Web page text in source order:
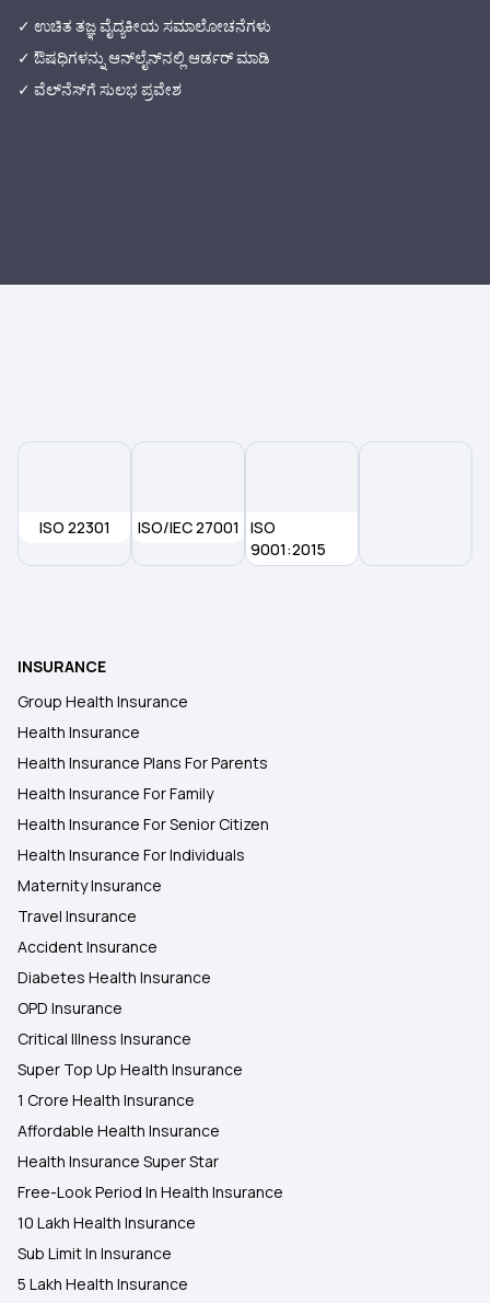
✓ ಉಚಿತ ತಜ್ಞ ವೈದ್ಯಕೀಯ ಸಮಾಲೋಚನೆಗಳು
✓ ಔಷಧಿಗಳನ್ನು ಆನ್‌ಲೈನ್‌ನಲ್ಲಿ ಆರ್ಡರ್ ಮಾಡಿ
✓ ವೆಲ್‌ನೆಸ್‌ಗೆ ಸುಲಭ ಪ್ರವೇಶ
ISO 22301 ISO/IEC 27001
ISO
9001:2015
INSURANCE
Group Health Insurance
Health Insurance
Health Insurance Plans For Parents
Health Insurance For Family
Health Insurance For Senior Citizen
Health Insurance For Individuals
Maternity Insurance
Travel Insurance
Accident Insurance
Diabetes Health Insurance
OPD Insurance
Critical Illness Insurance
Super Top Up Health Insurance
1 Crore Health Insurance
Affordable Health Insurance
Health Insurance Super Star
Free-Look Period In Health Insurance
10 Lakh Health Insurance
Sub Limit In Insurance
5 Lakh Health Insurance